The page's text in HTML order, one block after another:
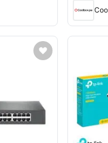
play,